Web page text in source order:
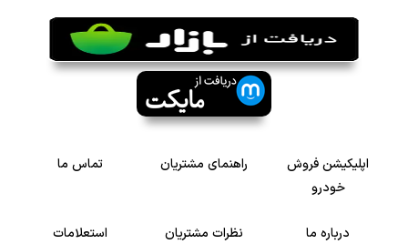
اپلیکیشن فروش
خودرو
راهنمای مشتریان تماس ما
درباره ما نظرات مشتریان
استعلامات